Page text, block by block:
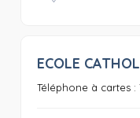
ECOLE
Téléphone à cartes :